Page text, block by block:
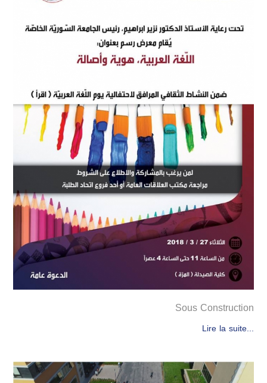
Sous Construction
Lire la suite...